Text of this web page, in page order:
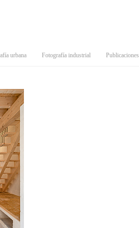
urbana Fotografía industrial Publicaciones